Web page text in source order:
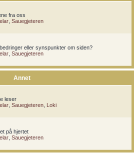
fra oss
Sauegjeteren
eller synspunkter om siden?
Sauegjeteren
Annet
leser
Sauegjeteren Loki
på hjertet
Sauegjeteren